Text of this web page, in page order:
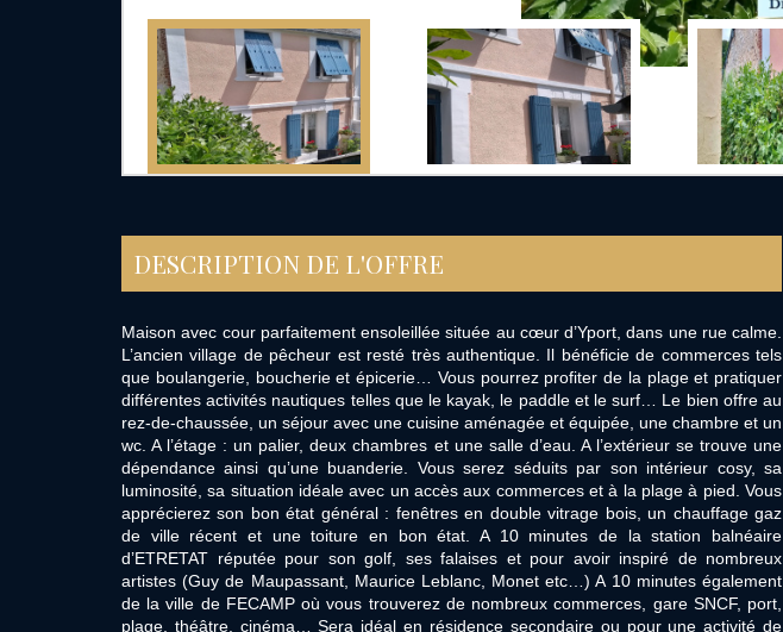
DESCRIPTION DE L'OFFRE
Maison avec cour parfaitement ensoleillée située au cœur d’Yport, dans une rue calme.
L’ancien village de pêcheur est resté très authentique. Il bénéficie de commerces tels
que boulangerie, boucherie et épicerie… Vous pourrez profiter de la plage et pratiquer
différentes activités nautiques telles que le kayak, le paddle et le surf… Le bien offre au
rez-de-chaussée, un séjour avec une cuisine aménagée et équipée, une chambre et un
wc. A l’étage : un palier, deux chambres et une salle d’eau. A l’extérieur se trouve une
dépendance ainsi qu’une buanderie. Vous serez séduits par son intérieur cosy, sa
luminosité, sa situation idéale avec un accès aux commerces et à la plage à pied. Vous
apprécierez son bon état général : fenêtres en double vitrage bois, un chauffage gaz
de ville récent et une toiture en bon état. A 10 minutes de la station balnéaire
d’ETRETAT réputée pour son golf, ses falaises et pour avoir inspiré de nombreux
artistes (Guy de Maupassant, Maurice Leblanc, Monet etc…) A 10 minutes également
de la ville de FECAMP où vous trouverez de nombreux commerces, gare SNCF, port,
plage, théâtre, cinéma… Sera idéal en résidence secondaire ou pour une activité de